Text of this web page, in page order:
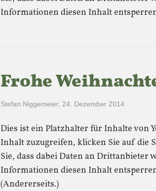
Informationen diesen Inhalt
Frohe
Stefan Niggemeier, 24. Dezember 2014
Dies ist ein Platzhalter für Inhalte von
Inhalt zuzugreifen, klicken Sie auf die
Sie, dass dabei Daten an Drittanbieter
Informationen diesen Inhalt
(Andererseits.)